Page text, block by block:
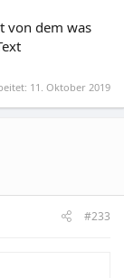
von dem was
11. Oktober 2019
#233